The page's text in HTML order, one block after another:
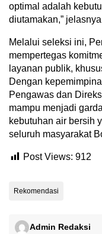
optimal adalah
diutamakan,”
Melalui seleksi ini,
mempertegas
layanan publik,
Dengan
Pengawas dan
mampu menjadi
kebutuhan air bersih
seluruh masyarakat
Post Views: 912
Rekomendasi
Admin Redaksi